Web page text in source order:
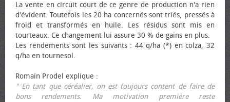
La vente en circuit court de ce genre de production n'a rien
d'évident. Toutefois les 20 ha concernés sont triés, pressés à
froid et transformés en huile. Les résidus sont mis en
tourteaux. Ce changement lui assure 30 % de gains en plus.
Les rendements sont les suivants : 44 q/ha (*) en colza, 32
q/ha en tournesol.
Romain Prodel explique :
" En tant que céréalier, on est toujours content de faire de
bons rendements. Ma motivation première reste